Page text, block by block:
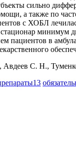
сильно
а также по
с ХОБЛ
минимум
пациентов в
С. Н.,
13